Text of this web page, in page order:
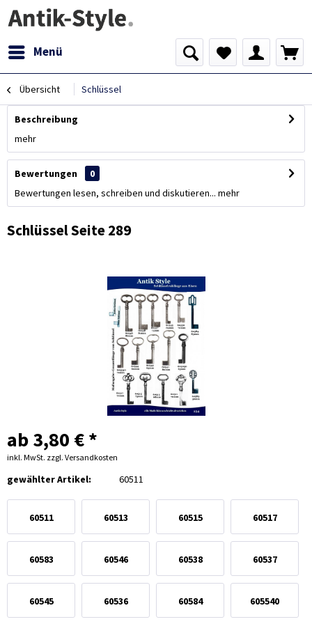
Menü
Übersicht Schlüssel
Beschreibung
mehr
Bewertungen
0
Bewertungen lesen, schreiben und diskutieren... mehr
Schlüssel Seite 289
ab 3,80 € *
inkl. MwSt. zzgl. Versandkosten
gewählter Artikel: 60511
60511 60513 60515 60517
60583 60546 60538 60537
60545 60536 60584 605540